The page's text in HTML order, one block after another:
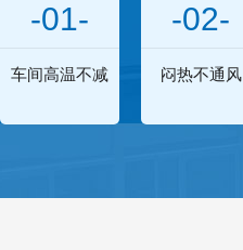
-01-
车间高温不减
-02-
闷热不通风